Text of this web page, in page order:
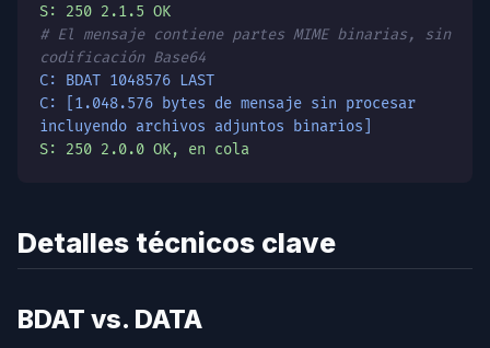
S: 250 2.1.5 OK
# El mensaje contiene partes MIME binarias, sin
codificación Base64
C: BDAT 1048576 LAST
C: [1.048.576 bytes de mensaje sin procesar
incluyendo archivos adjuntos binarios]
S: 250 2.0.0 OK, en cola
Detalles técnicos clave
BDAT vs. DATA